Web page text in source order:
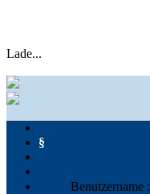
Lade...
§
Benutzername :